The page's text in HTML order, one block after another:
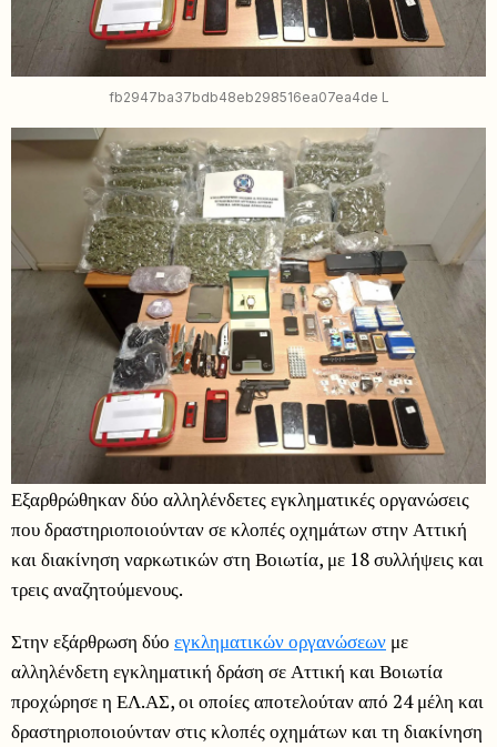
fb2947ba37bdb48eb298516ea07ea4de L
Εξαρθρώθηκαν δύο αλληλένδετες εγκληματικές οργανώσεις
που δραστηριοποιούνταν σε κλοπές οχημάτων στην Αττική
και διακίνηση ναρκωτικών στη Βοιωτία, με 18 συλλήψεις και
τρεις αναζητούμενους.
Στην εξάρθρωση δύο εγκληματικών οργανώσεων με
αλληλένδετη εγκληματική δράση σε Αττική και Βοιωτία
προχώρησε η ΕΛ.ΑΣ, οι οποίες αποτελούταν από 24 μέλη και
δραστηριοποιούνταν στις κλοπές οχημάτων και τη διακίνηση